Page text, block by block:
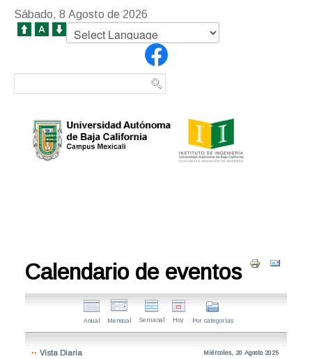
Sábado, 8 Agosto de 2026
Calendario de eventos
Anual Mensual Semanal Hoy Por categorías
Vista Diaria Miércoles, 20 Agosto 2025